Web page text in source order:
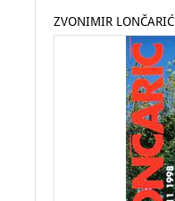
ZVONIMIR LONČARIĆ